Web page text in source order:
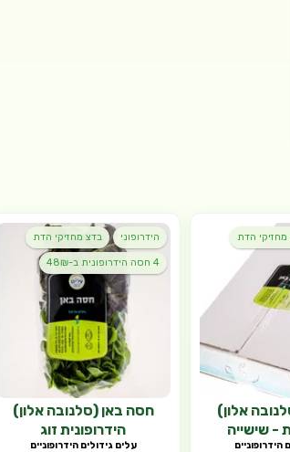
מחזיקי הדת
אלון)
- שישייה
הידרופוניים
הידרופוני בדצ מחזיקי הדת
4 חסה הידרופונית ב-48₪
חסה באן (סלנובה אלון)
הידרופונית זוג
עלים גידולים הידרופוניים